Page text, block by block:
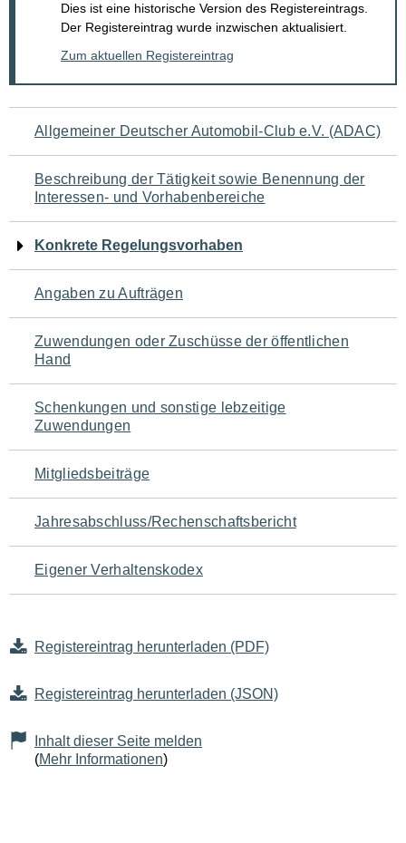
Dies ist eine historische Version des Registereintrags.
Der Registereintrag wurde inzwischen aktualisiert.
Zum aktuellen Registereintrag
Navigation
für
den
Seiteninhalt
Allgemeiner Deutscher Automobil-Club e.V. (ADAC)
Beschreibung der Tätigkeit sowie Benennung der
Interessen- und Vorhabenbereiche
Konkrete Regelungsvorhaben
Angaben zu Aufträgen
Zuwendungen oder Zuschüsse der öffentlichen
Hand
Schenkungen und sonstige lebzeitige
Zuwendungen
Mitgliedsbeiträge
Jahresabschluss/Rechenschaftsbericht
Eigener Verhaltenskodex
Registereintrag herunterladen (PDF)
Registereintrag herunterladen (JSON)
Inhalt dieser Seite melden
(Mehr Informationen)